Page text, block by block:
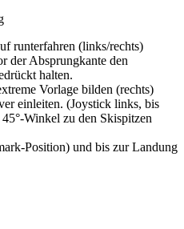
runterfahren (links/rechts)
der Absprungkante den
halten.
Vorlage bilden (rechts)
einleiten. (Joystick links, bis
Winkel zu den Skispitzen
Position) und bis zur Landung